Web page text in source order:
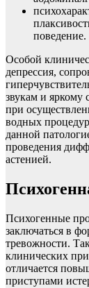
поведение.
Особой
депрессия,
звукам и яркому
при
водных
данной
проведения
астенией.
Психогенные
заключаться в
тревожности.
клинических
отличается
приступами